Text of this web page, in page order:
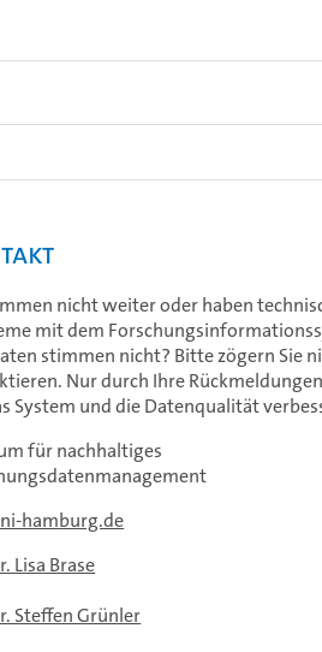
nicht weiter oder haben
mit dem
stimmen nicht? Bitte zögern Sie
Nur durch Ihre
System und die Datenqualität
für nachhaltiges
hamburg.de
Lisa Brase
Steffen Grünler